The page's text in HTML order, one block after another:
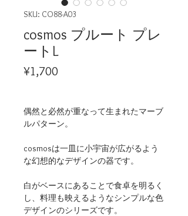
SKU: CO88-A03
cosmos プルート プレ
ートL
¥1,700
偶然と必然が重なって生まれたマーブ
ルパターン。
cosmosは一皿に小宇宙が広がるよう
な幻想的なデザインの器です。
白がベースにあることで食卓を明るく
し、料理も映えるようなシンプルな色
デザインのシリーズです。